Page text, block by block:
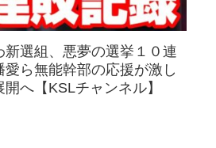
新選組、悪夢の選挙１０連
ら無能幹部の応援が激し
へ【KSLチャンネル】